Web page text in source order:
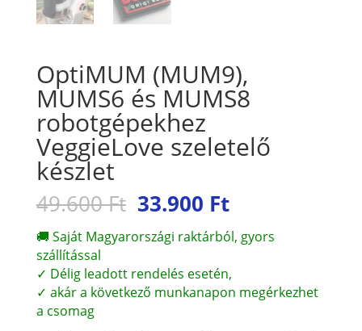
OptiMUM (MUM9),
MUMS6 és MUMS8
robotgépekhez
VeggieLove szeletelő
készlet
49.600Ft Original
price
was:
33.900 FtCurrent
price
is:
🚚 Saját Magyarországi raktárból, gyors
szállítással
✓ Délig leadott rendelés esetén,
✓ akár a következő munkanapon megérkezhet
a csomag